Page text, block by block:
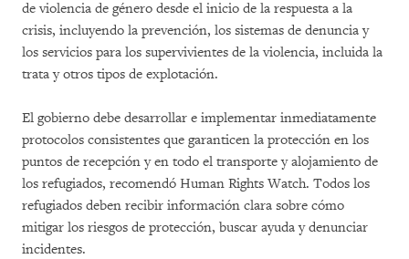
de violencia de género desde el inicio de la respuesta a la
crisis, incluyendo la prevención, los sistemas de denuncia y
los servicios para los supervivientes de la violencia, incluida la
trata y otros tipos de explotación.
El gobierno debe desarrollar e implementar inmediatamente
protocolos consistentes que garanticen la protección en los
puntos de recepción y en todo el transporte y alojamiento de
los refugiados, recomendó Human Rights Watch. Todos los
refugiados deben recibir información clara sobre cómo
mitigar los riesgos de protección, buscar ayuda y denunciar
incidentes.